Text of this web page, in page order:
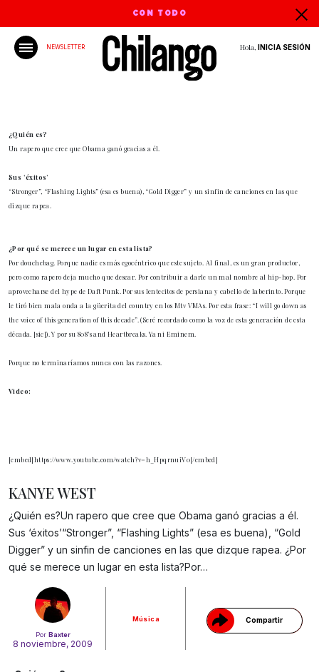
CON TODO
NEWSLETTER Hola, INICIA SESIÓN
¿Quién es?
Un rapero que cree que Obama ganó gracias a él.
Sus ‘éxitos’
“Stronger”, “Flashing Lights” (esa es buena), “Gold Digger” y un sinfin de canciones en las que
dizque rapea.
¿Por qué se merece un lugar en esta lista?
Por douchebag. Porque nadie es más egocéntrico que este sujeto. Al final, es un gran productor,
pero como rapero deja mucho que desear. Por contribuir a darle un mal nombre al hip-hop. Por
aprovecharse del hype de Daft Punk. Por sus lentecitos de persiana y cabello de laberinto. Porque
le tiró bien mala onda a la güerita del country en los Mtv VMAs. Por esta frase: “I will go down as
the voice of this generation of this decade”. (Seré recordado como la voz de esta generación de esta
década. [sic]). Y por su 808’s and Heartbreaks. Ya ni Eminem.
Porque no terminaríamos nunca con las razones.
Video:
[embed]https://www.youtube.com/watch?v=h_HpqrnuiV0[/embed]
Por Baxter
8 noviembre, 2009
Música Compartir
Gracias!
KANYE WEST
¿Quién es?Un rapero que cree que Obama ganó gracias a él.
Sus ‘éxitos’“Stronger”, “Flashing Lights” (esa es buena), “Gold
Digger” y un sinfin de canciones en las que dizque rapea. ¿Por
qué se merece un lugar en esta lista?Por…